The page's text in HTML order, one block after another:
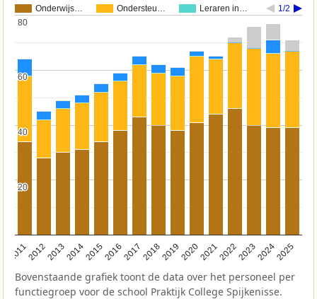
Onderwijs… Ondersteu… Leraren in… 1/2
201120122013201420152016201720182019202020212022202320242025
20
20
40
40
60
60
80
80
Bovenstaande grafiek toont de data over het personeel per
functiegroep voor de school Praktijk College Spijkenisse.